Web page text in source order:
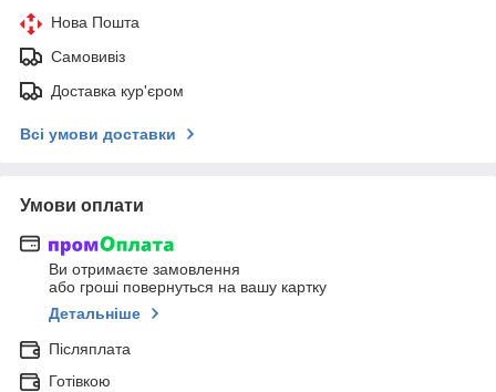
Нова Пошта
Самовивіз
Доставка кур'єром
Всі умови доставки
Умови оплати
Ви отримаєте замовлення
або гроші повернуться на вашу картку
Детальніше
Післяплата
Готівкою